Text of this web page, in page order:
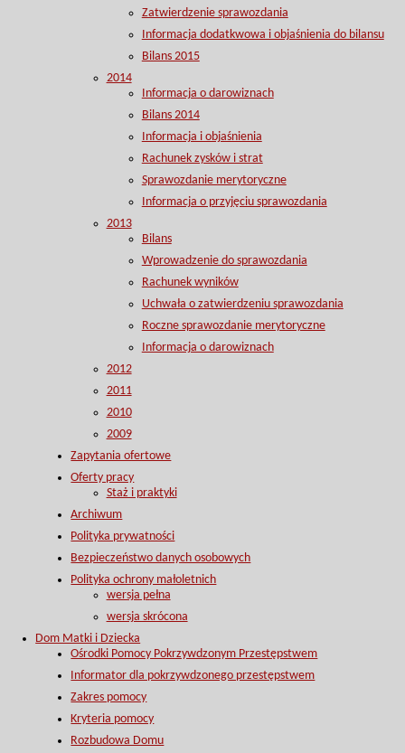
Zatwierdzenie sprawozdania
Informacja dodatkwowa i objaśnienia do bilansu
Bilans 2015
2014
Informacja o darowiznach
Bilans 2014
Informacja i objaśnienia
Rachunek zysków i strat
Sprawozdanie merytoryczne
Informacja o przyjęciu sprawozdania
2013
Bilans
Wprowadzenie do sprawozdania
Rachunek wyników
Uchwała o zatwierdzeniu sprawozdania
Roczne sprawozdanie merytoryczne
Informacja o darowiznach
2012
2011
2010
2009
Zapytania ofertowe
Oferty pracy
Staż i praktyki
Archiwum
Polityka prywatności
Bezpieczeństwo danych osobowych
Polityka ochrony małoletnich
wersja pełna
wersja skrócona
Dom Matki i Dziecka
Ośrodki Pomocy Pokrzywdzonym Przestępstwem
Informator dla pokrzywdzonego przestępstwem
Zakres pomocy
Kryteria pomocy
Rozbudowa Domu